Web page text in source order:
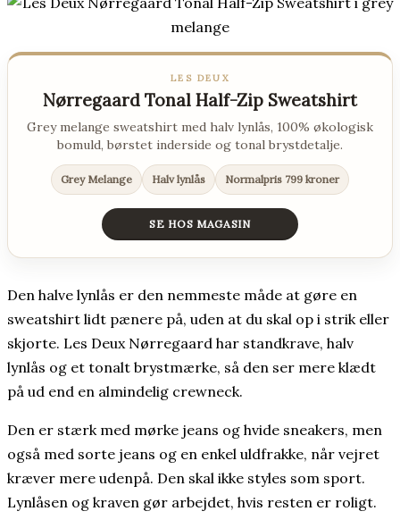
LES DEUX
Nørregaard Tonal Half-Zip Sweatshirt
Grey melange sweatshirt med halv lynlås, 100% økologisk
bomuld, børstet inderside og tonal brystdetalje.
Grey Melange Halv lynlås Normalpris 799 kroner
SE HOS MAGASIN
Den halve lynlås er den nemmeste måde at gøre en
sweatshirt lidt pænere på, uden at du skal op i strik eller
skjorte. Les Deux Nørregaard har standkrave, halv
lynlås og et tonalt brystmærke, så den ser mere klædt
på ud end en almindelig crewneck.
Den er stærk med mørke jeans og hvide sneakers, men
også med sorte jeans og en enkel uldfrakke, når vejret
kræver mere udenpå. Den skal ikke styles som sport.
Lynlåsen og kraven gør arbejdet, hvis resten er roligt.